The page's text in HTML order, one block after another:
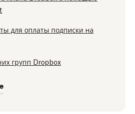
для оплаты подписки на
групп Dropbox